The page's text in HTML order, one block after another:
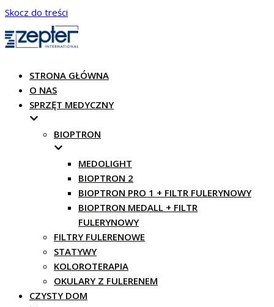
Skocz do treści
STRONA GŁÓWNA
O NAS
SPRZĘT MEDYCZNY
BIOPTRON
MEDOLIGHT
BIOPTRON 2
BIOPTRON PRO 1 + FILTR FULERYNOWY
BIOPTRON MEDALL + FILTR
FULERYNOWY
FILTRY FULERENOWE
STATYWY
KOLOROTERAPIA
OKULARY Z FULERENEM
CZYSTY DOM